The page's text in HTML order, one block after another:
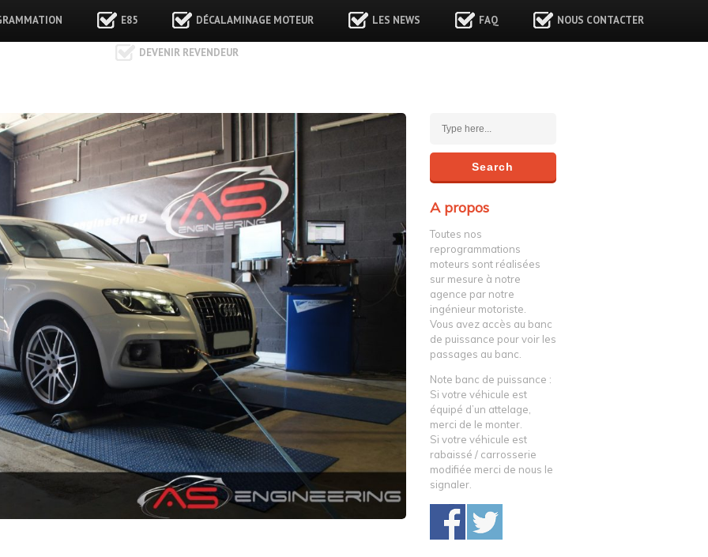
E85 DÉCALAMINAGE MOTEUR LES NEWS FAQ NOUS CONTACTER
DEVENIR REVENDEUR
A propos
Toutes nos
reprogrammations
moteurs sont réalisées
sur mesure à notre
agence par notre
ingénieur motoriste.
Vous avez accès au banc
de puissance pour voir les
passages au banc.
Note banc de puissance :
Si votre véhicule est
équipé d’un attelage,
merci de le monter.
Si votre véhicule est
rabaissé / carrosserie
modifiée merci de nous le
signaler.